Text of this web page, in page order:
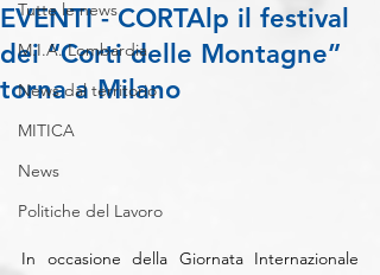
Tutte le news
M.I.A. Lombardia
News dal territorio
MITICA
News
Politiche del Lavoro
EVENTI - CORTAlp il festival
dei “Corti delle Montagne”
torna a Milano
In occasione della Giornata Internazionale